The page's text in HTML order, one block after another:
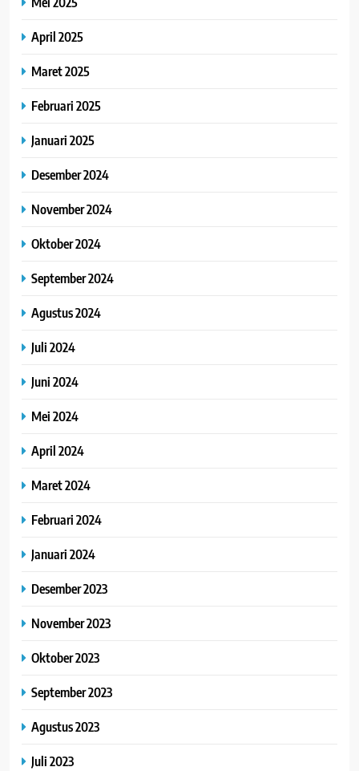
April 2025
Maret 2025
Februari 2025
Januari 2025
Desember 2024
November 2024
Oktober 2024
September 2024
Agustus 2024
Juli 2024
Juni 2024
Mei 2024
April 2024
Maret 2024
Februari 2024
Januari 2024
Desember 2023
November 2023
Oktober 2023
September 2023
Agustus 2023
Juli 2023